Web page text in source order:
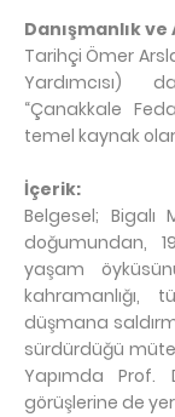
Danışmanlık
Tarihçi Ömer
Yardımcısı)
“Çanakkale
temel kaynak
İçerik:
Belgesel; Bigalı
doğumundan,
yaşam
düşmana
sürdürdüğü
Yapımda Prof.
görüşlerine de